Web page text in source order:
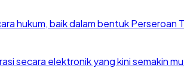
hukum, baik dalam bentuk Perseroan
secara elektronik yang kini semakin